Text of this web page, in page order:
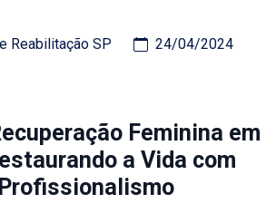
Reabilitação SP 24/04/2024
Feminina em
a Vida com